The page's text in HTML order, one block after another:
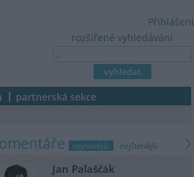
rozšířené vyhledávání
Přihlášení
partnerská sekce
nejnovější nejčtenější
Jan Palaščák